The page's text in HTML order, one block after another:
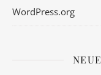
WordPress.org